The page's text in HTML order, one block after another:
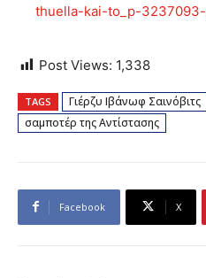
thuella-kai-to_p-
Post Views: 1,338
TAGS Γιέρζυ Ιβάνωφ Σαινόβιτς
σαμποτέρ της Αντίστασης
Facebook X